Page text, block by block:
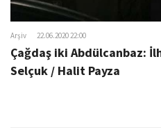
Arşiv 22.06.2020 22:00
Çağdaş iki Abdülcanbaz:
Selçuk / Halit Payza